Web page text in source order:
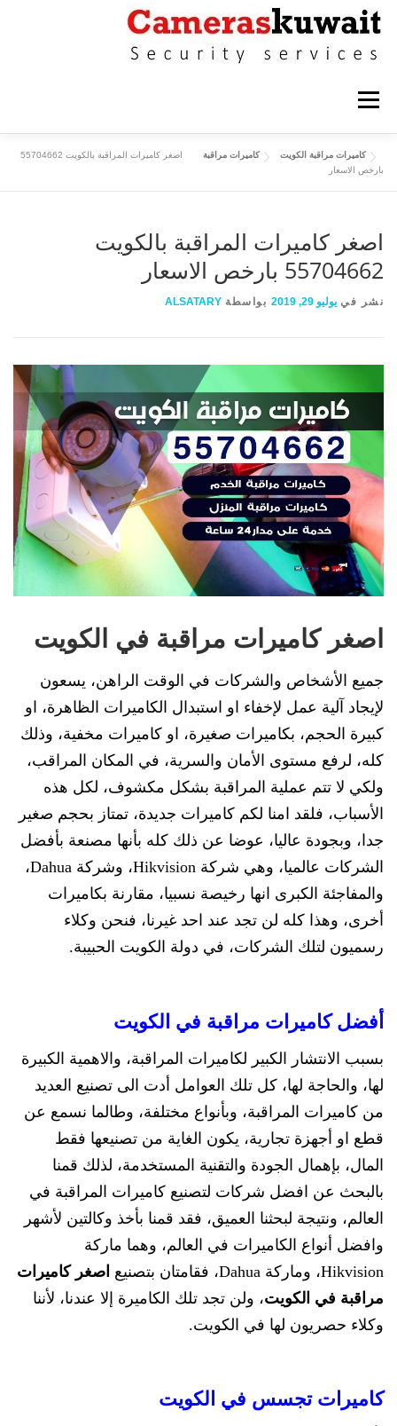
التجاوز إلى المحتوى
القائمة
كاميرات مراقبة حولي
كاميرات مراقبة الفروانية كاميرات مراقبة الجهراء
كاميرات مراقبة القرين
كاميرات مراقبة الكويت كاميرات مراقبة
اصغر كاميرات المراقبة بالكويت 55704662
بارخص الاسعار
اصغر كاميرات المراقبة بالكويت
55704662 بارخص الاسعار
نشر فييوليو 29, 2019 بواسطةALSATARY
اصغر كاميرات مراقبة في الكويت
جميع الأشخاص والشركات في الوقت الراهن، يسعون
لإيجاد آلية عمل لإخفاء او استبدال الكاميرات الظاهرة، او
كبيرة الحجم، بكاميرات صغيرة، او كاميرات مخفية، وذلك
كله، لرفع مستوى الأمان والسرية، في المكان المراقب،
ولكي لا تتم عملية المراقبة بشكل مكشوف، لكل هذه
الأسباب، فلقد امنا لكم كاميرات جديدة، تمتاز بحجم صغير
جدا، وبجودة عاليا، عوضا عن ذلك كله بأنها مصنعة بأفضل
الشركات عالميا، وهي شركة Hikvision، وشركة Dahua،
والمفاجئة الكبرى انها رخيصة نسبيا، مقارنة بكاميرات
أخرى، وهذا كله لن تجد عند احد غيرنا، فنحن وكلاء
رسميون لتلك الشركات، في دولة الكويت الحبيبة.
أفضل كاميرات مراقبة في الكويت
بسبب الانتشار الكبير لكاميرات المراقبة، والاهمية الكبيرة
لها، والحاجة لها، كل تلك العوامل أدت الى تصنيع العديد
من كاميرات المراقبة، وبأنواع مختلفة، وطالما نسمع عن
قطع او أجهزة تجارية، يكون الغاية من تصنيعها فقط
المال، بإهمال الجودة والتقنية المستخدمة، لذلك قمنا
بالبحث عن افضل شركات لتصنيع كاميرات المراقبة في
العالم، ونتيجة لبحثنا العميق، فقد قمنا بأخذ وكالتين لأشهر
وافضل أنواع الكاميرات في العالم، وهما ماركة
Hikvision، وماركة Dahua، فقامتان بتصنيع
اصغر كاميرات
مراقبة في الكويت، ولن تجد تلك الكاميرة إلا عندنا، لأننا
وكلاء حصريون لها في الكويت.
كاميرات تجسس في الكويت